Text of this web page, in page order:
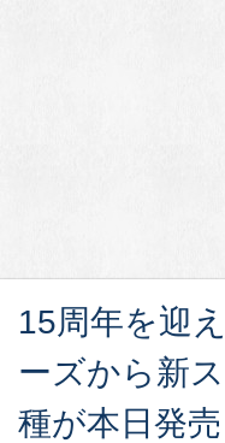
15周年を迎
ーズから新
種が本日発売